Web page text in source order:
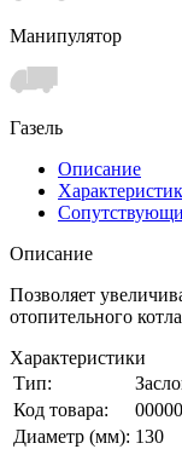
Манипулятор
Газель
Описание
Описание
Позволяет
отопительного
Характеристики
Тип:
Код товара:
Диаметр (мм): 130